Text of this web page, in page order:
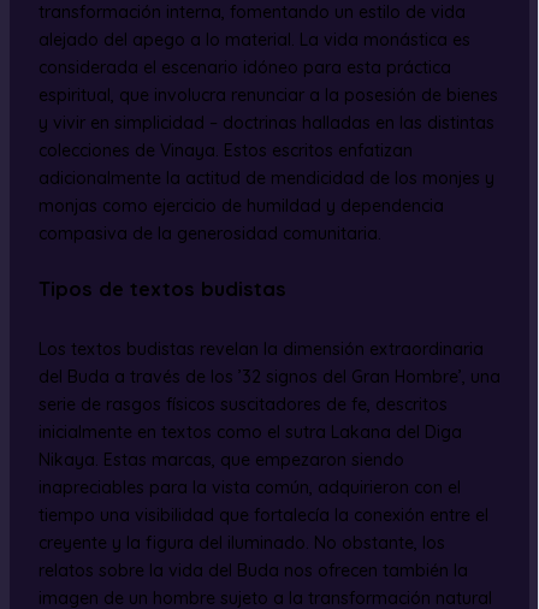
transformación interna, fomentando un estilo de vida
alejado del apego a lo material. La vida monástica es
considerada el escenario idóneo para esta práctica
espiritual, que involucra renunciar a la posesión de bienes
y vivir en simplicidad – doctrinas halladas en las distintas
colecciones de Vinaya. Estos escritos enfatizan
adicionalmente la actitud de mendicidad de los monjes y
monjas como ejercicio de humildad y dependencia
compasiva de la generosidad comunitaria.
Tipos de textos budistas
Los textos budistas revelan la dimensión extraordinaria
del Buda a través de los ’32 signos del Gran Hombre’, una
serie de rasgos físicos suscitadores de fe, descritos
inicialmente en textos como el sutra Lakana del Diga
Nikaya. Estas marcas, que empezaron siendo
inapreciables para la vista común, adquirieron con el
tiempo una visibilidad que fortalecía la conexión entre el
creyente y la figura del iluminado. No obstante, los
relatos sobre la vida del Buda nos ofrecen también la
imagen de un hombre sujeto a la transformación natural